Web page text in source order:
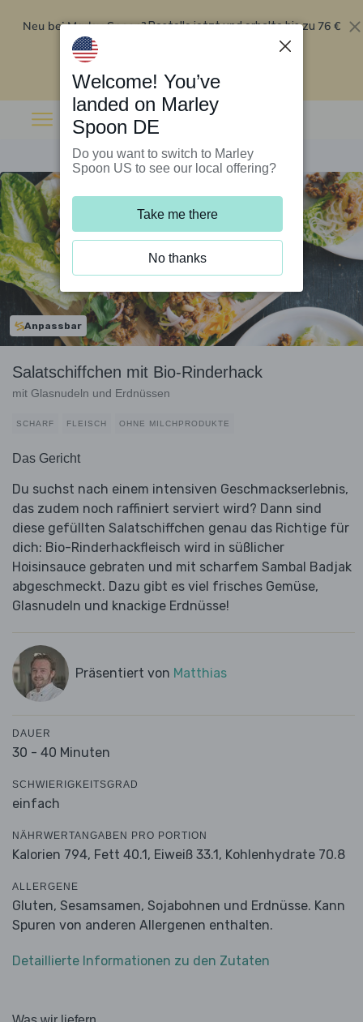
Neu bei Marley Spoon?Bestelle jetzt und erhalte bis zu 76 €
Rabatt auf deine ersten fünf Boxen
Anpassbar
Salatschiffchen mit Bio-Rinderhack
mit Glasnudeln und Erdnüssen
SCHARF FLEISCH OHNE MILCHPRODUKTE
Das Gericht
Du suchst nach einem intensiven Geschmackserlebnis,
das zudem noch raffiniert serviert wird? Dann sind
diese gefüllten Salatschiffchen genau das Richtige für
dich: Bio-Rinderhackfleisch wird in süßlicher
Hoisinsauce gebraten und mit scharfem Sambal Badjak
abgeschmeckt. Dazu gibt es viel frisches Gemüse,
Glasnudeln und knackige Erdnüsse!
Präsentiert von Matthias
DAUER
30 - 40 Minuten
SCHWIERIGKEITSGRAD
einfach
NÄHRWERTANGABEN PRO PORTION
Kalorien 794, Fett 40.1, Eiweiß 33.1, Kohlenhydrate 70.8
ALLERGENE
Gluten, Sesamsamen, Sojabohnen und Erdnüsse. Kann
Spuren von anderen Allergenen enthalten.
Detaillierte Informationen zu den Zutaten
Welcome! You’ve
landed on Marley
Spoon DE
Do you want to switch to Marley
Spoon US to see our local offering?
Take me there
No thanks